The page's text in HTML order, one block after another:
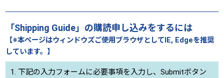
「Shipping Guide」の購読申し込みをするには
【※本ページはウィンドウズご使用ブラウザとしてIE, Edgeを推奨
しています。】
下記の入力フォームに必要事項を入力し、Submitボタン